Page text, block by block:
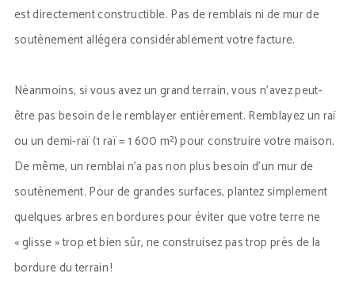
est directement constructible. Pas de remblais ni de mur de
soutènement allégera considérablement votre facture.
Néanmoins, si vous avez un grand terrain, vous n’avez peut-
être pas besoin de le remblayer entièrement. Remblayez un raï
ou un demi-raï (1 raï = 1 600 m²) pour construire votre maison.
De même, un remblai n’a pas non plus besoin d’un mur de
soutènement. Pour de grandes surfaces, plantez simplement
quelques arbres en bordures pour éviter que votre terre ne
« glisse » trop et bien sûr, ne construisez pas trop près de la
bordure du terrain !